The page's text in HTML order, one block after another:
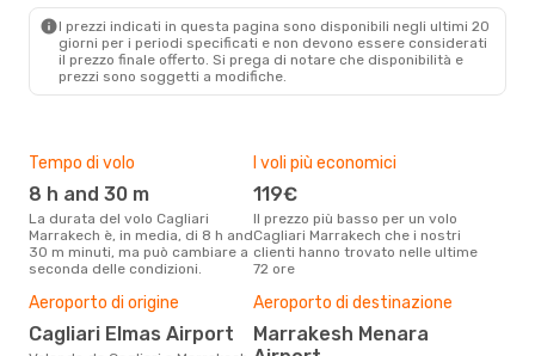
CAG- RAK
Lufthansa2 Scali
RAK- CAG
I prezzi indicati in questa pagina sono disponibili negli ultimi 20
giorni per i periodi specificati e non devono essere considerati
il ​​prezzo finale offerto. Si prega di notare che disponibilità e
prezzi sono soggetti a modifiche.
Tempo di volo
8 h and 30 m
La durata del volo Cagliari
Marrakech è, in media, di 8 h and
30 m minuti, ma può cambiare a
seconda delle condizioni.
I voli più economici
119€
Il prezzo più basso per un volo
Cagliari Marrakech che i nostri
clienti hanno trovato nelle ultime
72 ore
Aeroporto di origine
Cagliari Elmas Airport
Aeroporto di destinazione
Marrakesh Menara